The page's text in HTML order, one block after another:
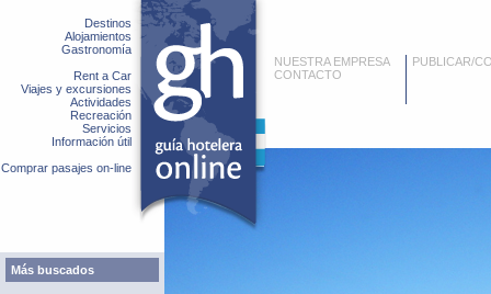
Destinos
Alojamientos
Gastronomía
Rent a Car
Viajes y excursiones
Actividades
Recreación
Servicios
Información útil
Comprar pasajes on-line
Más buscados
NUESTRA EMPRESA
CONTACTO
PUBLICAR/